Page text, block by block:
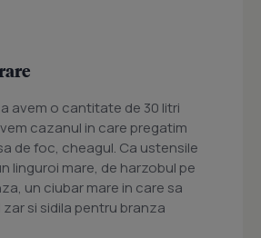
avem o cantitate de 30 litri
cazanul in care pregatim
de foc, cheagul. Ca ustensile
linguroi mare, de harzobul pe
un ciubar mare in care sa
si sidila pentru branza